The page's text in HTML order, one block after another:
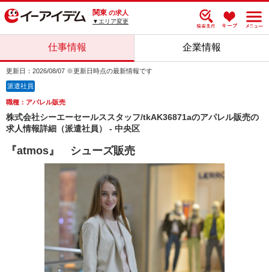
関東 の求人
▼エリア変更
仕事情報 企業情報
更新日：2026/08/07 ※更新日時点の最新情報です
派遣社員
職種：アパレル販売
株式会社シーエーセールススタッフ/tkAK36871aのアパレル販売の
求人情報詳細（派遣社員） - 中央区
『atmos』 シューズ販売